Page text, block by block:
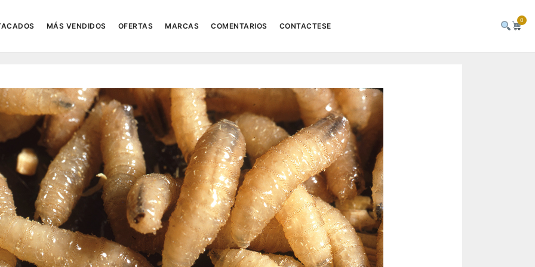
MÁS VENDIDOS OFERTAS MARCAS COMENTARIOS CONTACTESE
0